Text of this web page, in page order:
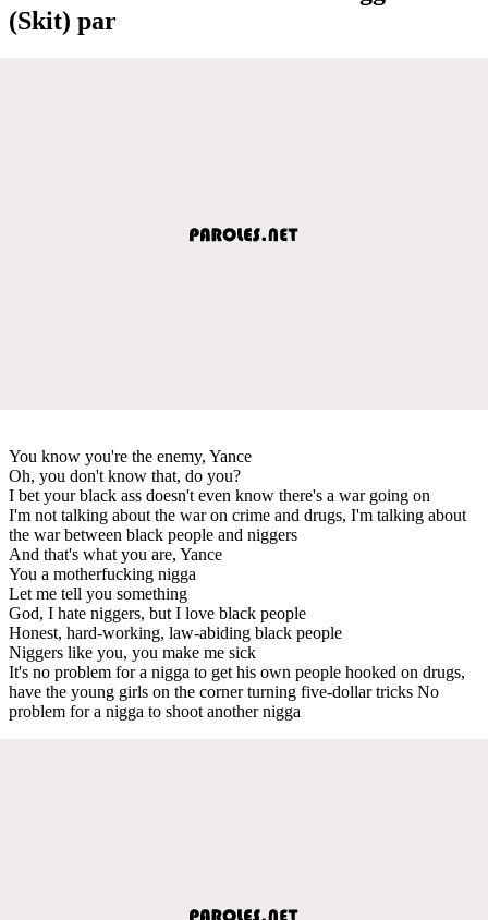
(Skit) par
You know you're the enemy, Yance
Oh, you don't know that, do you?
I bet your black ass doesn't even know there's a war going on
I'm not talking about the war on crime and drugs, I'm talking about
the war between black people and niggers
And that's what you are, Yance
You a motherfucking nigga
Let me tell you something
God, I hate niggers, but I love black people
Honest, hard-working, law-abiding black people
Niggers like you, you make me sick
It's no problem for a nigga to get his own people hooked on drugs,
have the young girls on the corner turning five-dollar tricks No
problem for a nigga to shoot another nigga